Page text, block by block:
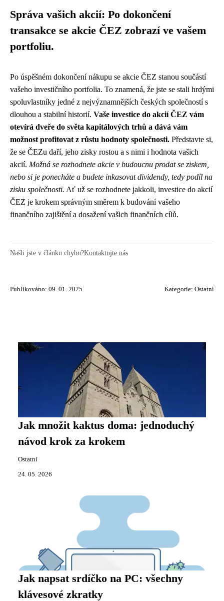
Správa vašich akcií: Po dokončení
transakce se akcie ČEZ zobrazí ve vašem
portfoliu.
Po úspěšném dokončení nákupu se akcie ČEZ stanou součástí
vašeho investičního portfolia. To znamená, že jste se stali hrdými
spoluvlastníky jedné z nejvýznamnějších českých společností s
dlouhou a stabilní historií. Vaše investice do akcií ČEZ vám
otevírá dveře do světa kapitálových trhů a dává vám
možnost profitovat z růstu hodnoty společnosti. Představte si,
že se ČEZu daří, jeho zisky rostou a s nimi i hodnota vašich
akcií. Možná se rozhodnete akcie v budoucnu prodat se ziskem,
nebo si je ponecháte a budete inkasovat dividendy, tedy podíl na
zisku společnosti. Ať už se rozhodnete jakkoli, investice do akcií
ČEZ je krokem správným směrem k budování vašeho
finančního zajištění a dosažení vašich finančních cílů.
Našli jste v článku chybu?Kontaktujte nás
Publikováno: 09. 01. 2025 Kategorie: Ostatní
Jak množit kaktus doma: jednoduchý
návod krok za krokem
Ostatní
24. 05. 2026
Jak napsat srdíčko na PC: všechny
klávesové zkratky